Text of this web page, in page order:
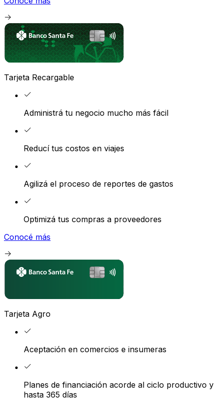
Tarjeta Recargable
Administrá tu negocio mucho más fácil
Reducí tus costos en viajes
Agilizá el proceso de reportes de gastos
Optimizá tus compras a proveedores
Conocé más
Tarjeta Agro
Aceptación en comercios e insumeras
Planes de financiación acorde al ciclo productivo y
hasta 365 días